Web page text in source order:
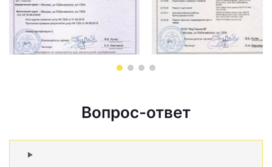
Вопрос-ответ